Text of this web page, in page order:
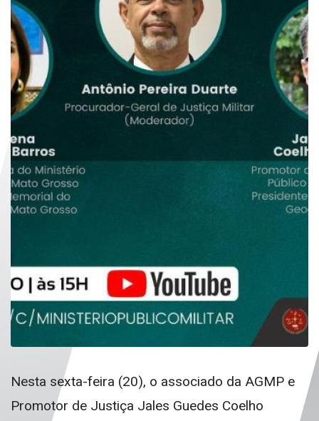
Nesta sexta-feira (20), o associado da AGMP e
Promotor de Justiça Jales Guedes Coelho